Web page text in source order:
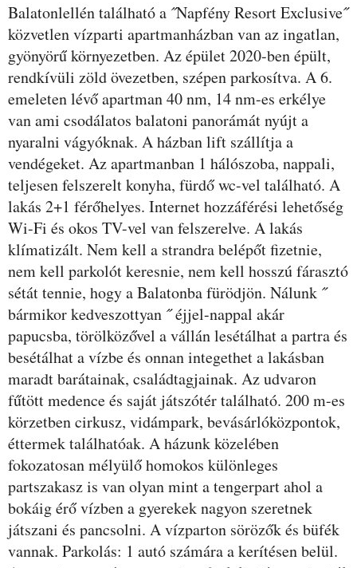
Leírás
Balatonlellén található a ˝Napfény Resort Exclusive˝
közvetlen vízparti apartmanházban van az ingatlan,
gyönyörű környezetben. Az épület 2020-ben épült,
rendkívüli zöld övezetben, szépen parkosítva. A 6.
emeleten lévő apartman 40 nm, 14 nm-es erkélye
van ami csodálatos balatoni panorámát nyújt a
nyaralni vágyóknak. A házban lift szállítja a
vendégeket. Az apartmanban 1 hálószoba, nappali,
teljesen felszerelt konyha, fürdő wc-vel található. A
lakás 2+1 férőhelyes. Internet hozzáférési lehetőség
Wi-Fi és okos TV-vel van felszerelve. A lakás
klímatizált. Nem kell a strandra belépőt fizetnie,
nem kell parkolót keresnie, nem kell hosszú fárasztó
sétát tennie, hogy a Balatonba fürödjön. Nálunk ˝
bármikor kedveszottyan ˝ éjjel-nappal akár
papucsba, törölközővel a vállán lesétálhat a partra és
besétálhat a vízbe és onnan integethet a lakásban
maradt barátainak, családtagjainak. Az udvaron
fűtött medence és saját játszótér található. 200 m-es
körzetben cirkusz, vidámpark, bevásárlóközpontok,
éttermek találhatóak. A házunk közelében
fokozatosan mélyülő homokos különleges
partszakasz is van olyan mint a tengerpart ahol a
bokáig érő vízben a gyerekek nagyon szeretnek
játszani és pancsolni. A vízparton sörözők és büfék
vannak. Parkolás: 1 autó számára a kerítésen belül.